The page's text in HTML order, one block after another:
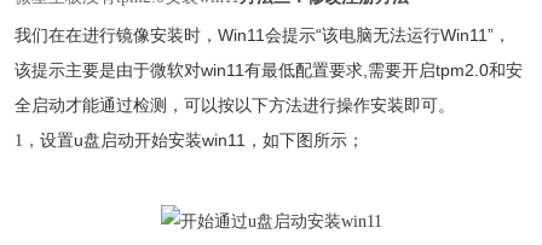
我们在在进行镜像安装时，Win11会提示“该电脑无法运行Win11”，
该提示主要是由于微软对win11有最低配置要求,需要开启tpm2.0和安
全启动才能通过检测，可以按以下方法进行操作安装即可。
1，设置u盘启动开始安装win11，如下图所示；